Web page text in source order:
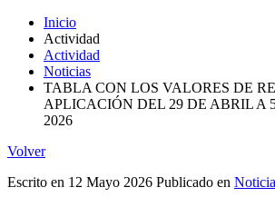
Inicio
Actividad
Actividad
Noticias
TABLA CON LOS VALORES DE
APLICACIÓN DEL 29 DE ABRIL A
2026
Volver
Escrito en 12 Mayo 2026 Publicado en